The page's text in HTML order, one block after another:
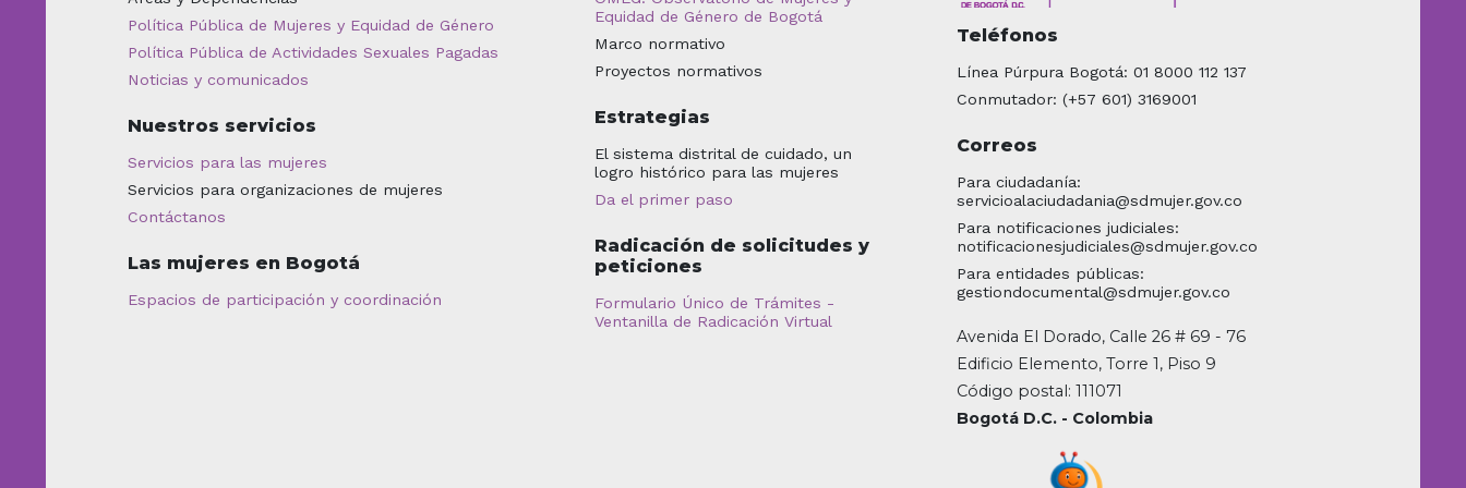
Política Pública de Mujeres y Equidad de Género
Política Pública de Actividades Sexuales Pagadas
Noticias y comunicados
Nuestros servicios
Servicios para las mujeres
Servicios para organizaciones de mujeres
Contáctanos
Las mujeres en Bogotá
Espacios de participación y coordinación
Equidad de Género de Bogotá
Marco normativo
Proyectos normativos
Estrategias
El sistema distrital de cuidado, un
logro histórico para las mujeres
Da el primer paso
Radicación de solicitudes y
peticiones
Formulario Único de Trámites -
Ventanilla de Radicación Virtual
Teléfonos
Línea Púrpura Bogotá: 01 8000 112 137
Conmutador: (+57 601) 3169001
Correos
Para ciudadanía:
servicioalaciudadania@sdmujer.gov.co
Para notificaciones judiciales:
notificacionesjudiciales@sdmujer.gov.co
Para entidades públicas:
gestiondocumental@sdmujer.gov.co
Avenida El Dorado, Calle 26 # 69 - 76
Edificio Elemento, Torre 1, Piso 9
Código postal: 111071
Bogotá D.C. - Colombia